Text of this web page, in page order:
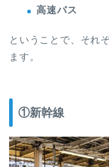
高速バス
ということで、それ
ます。
①新幹線